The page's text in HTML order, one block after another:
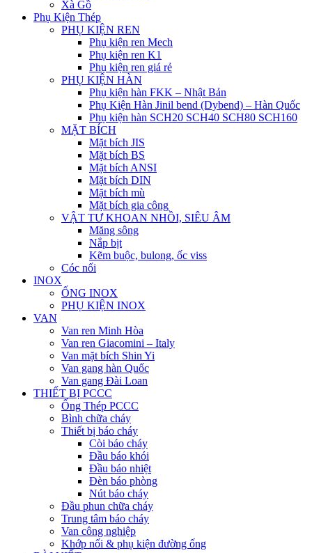
Xà Gồ
Phụ Kiện Thép
PHỤ KIỆN REN
Phụ kiện ren Mech
Phụ kiện ren K1
Phụ kiện ren giá rẻ
PHỤ KIỆN HÀN
Phụ kiện hàn FKK – Nhật Bản
Phụ Kiện Hàn Jinil bend (Dybend) – Hàn Quốc
Phụ kiện hàn SCH20 SCH40 SCH80 SCH160
MẶT BÍCH
Mặt bích JIS
Mặt bích BS
Mặt bích ANSI
Mặt bích DIN
Mặt bích mù
Mặt bích gia công
VẬT TƯ KHOAN NHỒI, SIÊU ÂM
Măng sông
Nắp bịt
Kẽm buộc, bulong, ốc viss
Cóc nối
INOX
ỐNG INOX
PHỤ KIỆN INOX
VAN
Van ren Minh Hòa
Van ren Giacomini – Italy
Van mặt bích Shin Yi
Van gang hàn Quốc
Van gang Đài Loan
THIẾT BỊ PCCC
Ống Thép PCCC
Bình chữa cháy
Thiết bị báo cháy
Còi báo cháy
Đầu báo khói
Đầu báo nhiệt
Đèn báo phòng
Nút báo cháy
Đầu phun chữa cháy
Trung tâm báo cháy
Van công nghiệp
Khớp nối & phụ kiện đường ống